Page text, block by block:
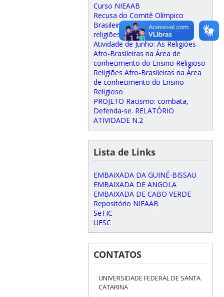
Curso NIEAAB
Recusa do Comitê Olímpico
Brasileiro em não incluir as
religiões de matrizes africanas
Atividade de Junho: As Religiões
Afro-Brasileiras na Área de
conhecimento do Ensino Religioso
Religiões Afro-Brasileiras na Área
de conhecimento do Ensino
Religioso
PROJETO Racismo: combata,
Defenda-se. RELATÓRIO
ATIVIDADE N.2
Lista de Links
EMBAIXADA DA GUINÉ-BISSAU
EMBAIXADA DE ANGOLA
EMBAIXADA DE CABO VERDE
Repositório NIEAAB
SeTIC
UFSC
CONTATOS
UNIVERSIDADE FEDERAL DE SANTA
CATARINA